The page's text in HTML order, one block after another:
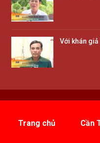
Với khán giả
Trang chủ Cần